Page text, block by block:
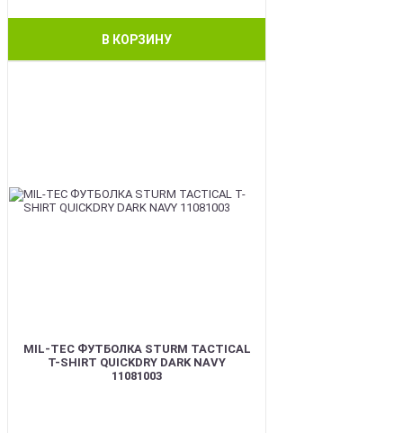
В КОРЗИНУ
MIL-TEC ФУТБОЛКА STURM TACTICAL
T-SHIRT QUICKDRY DARK NAVY
11081003